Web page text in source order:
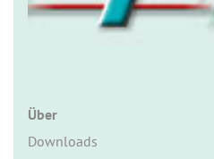
Über
Downloads